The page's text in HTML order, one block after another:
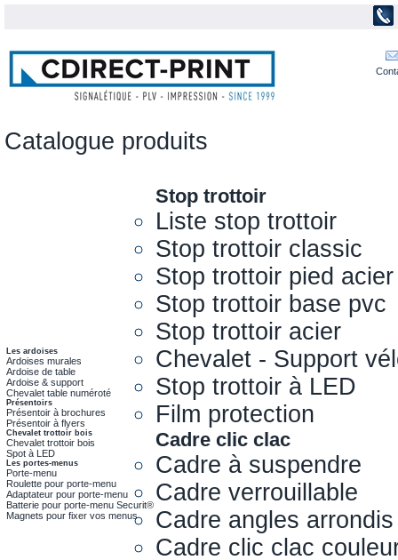
Catalogue produits
Les ardoises
Ardoises murales
Ardoise de table
Ardoise & support
Chevalet table numéroté
Présentoirs
Présentoir à brochures
Présentoir à flyers
Chevalet trottoir bois
Chevalet trottoir bois
Spot à LED
Les portes-menus
Porte-menu
Roulette pour porte-menu
Adaptateur pour porte-menu
Batterie pour porte-menu Securit®
Magnets pour fixer vos menus
Stop trottoir
Liste stop trottoir
Stop trottoir classic
Stop trottoir pied acier
Stop trottoir base pvc
Stop trottoir acier
Chevalet - Support
Stop trottoir à LED
Film protection
Cadre clic clac
Cadre à suspendre
Cadre verrouillable
Cadre angles arrondis
Cadre clic clac